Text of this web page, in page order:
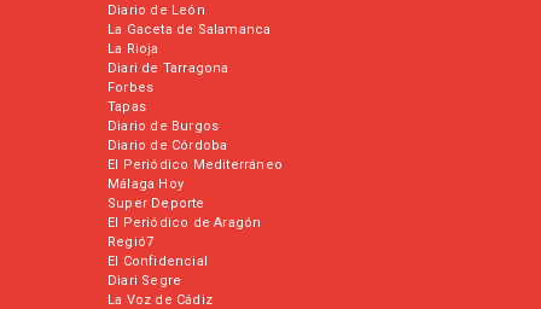
Diario de León
La Gaceta de Salamanca
La Rioja
Diari de Tarragona
Forbes
Tapas
Diario de Burgos
Diario de Córdoba
El Periódico Mediterráneo
Málaga Hoy
Super Deporte
El Periódico de Aragón
Regió7
El Confidencial
Diari Segre
La Voz de Cádiz